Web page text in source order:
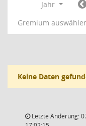
Jahr
Gremium
Keine Daten
Letzte Änderung: